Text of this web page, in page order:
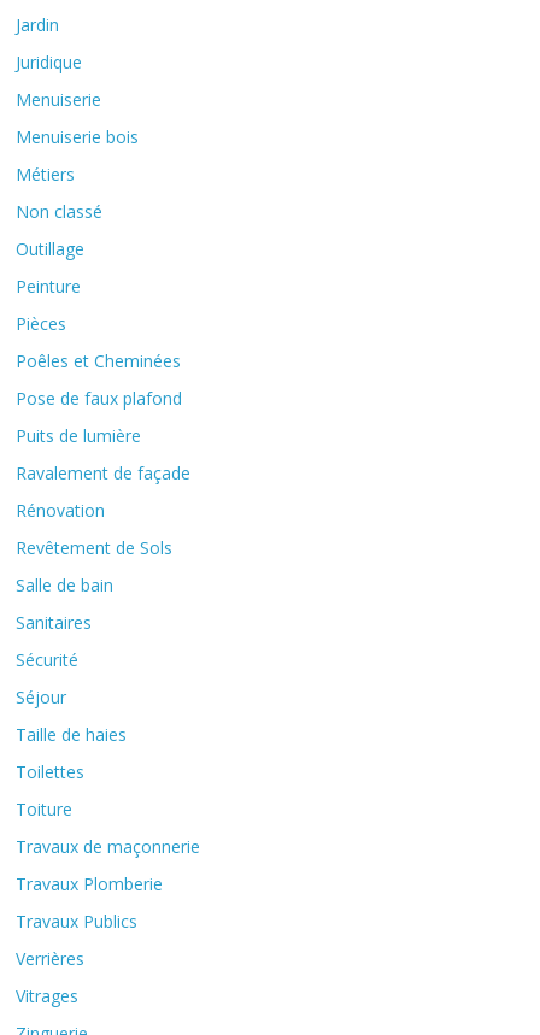
Jardin
Juridique
Menuiserie
Menuiserie bois
Métiers
Non classé
Outillage
Peinture
Pièces
Poêles et Cheminées
Pose de faux plafond
Puits de lumière
Ravalement de façade
Rénovation
Revêtement de Sols
Salle de bain
Sanitaires
Sécurité
Séjour
Taille de haies
Toilettes
Toiture
Travaux de maçonnerie
Travaux Plomberie
Travaux Publics
Verrières
Vitrages